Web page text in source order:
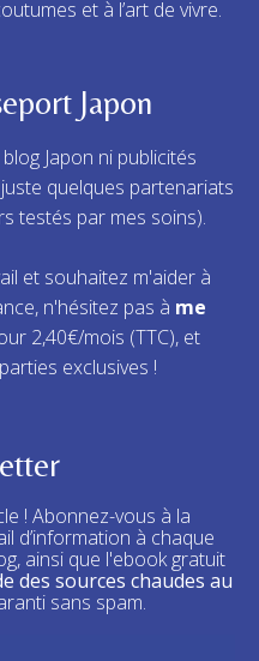
et à l’art de vivre.
Japon
Japon ni publicités
quelques partenariats
testés par mes soins).
et souhaitez m'aider à
n'hésitez pas à me
2,40€/mois (TTC), et
exclusives !
! Abonnez-vous à la
d’information à chaque
ainsi que l'ebook gratuit
des sources chaudes au
sans spam.